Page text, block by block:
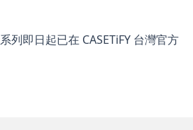
列即日起已在 CASETiFY 台灣官方